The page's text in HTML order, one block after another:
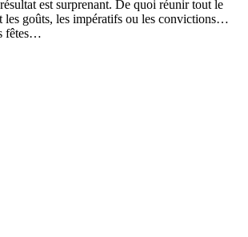
est surprenant. De quoi réunir tout le
les goûts, les impératifs ou les convictions…
fêtes…